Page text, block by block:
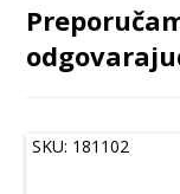
SKU: 181102